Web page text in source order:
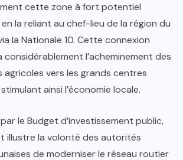
cette zone à fort potentiel
la reliant au chef-lieu de la région du
la Nationale 10. Cette connexion
considérablement l’acheminement des
agricoles vers les grands centres
ainsi l’économie locale.
le Budget d’investissement public,
illustre la volonté des autorités
de moderniser le réseau routier